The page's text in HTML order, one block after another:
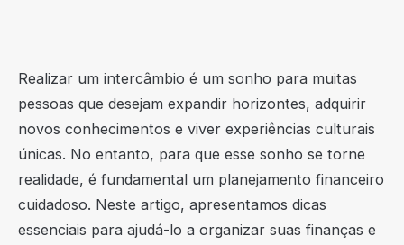
Realizar um intercâmbio é um sonho para muitas
pessoas que desejam expandir horizontes, adquirir
novos conhecimentos e viver experiências culturais
únicas. No entanto, para que esse sonho se torne
realidade, é fundamental um planejamento financeiro
cuidadoso. Neste artigo, apresentamos dicas
essenciais para ajudá-lo a organizar suas finanças e